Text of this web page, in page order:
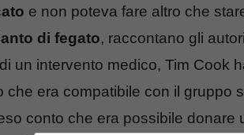
e non poteva fare altro che
di fegato, raccontano gli
un intervento medico, Tim Cook
che era compatibile con il gruppo
conto che era possibile donare